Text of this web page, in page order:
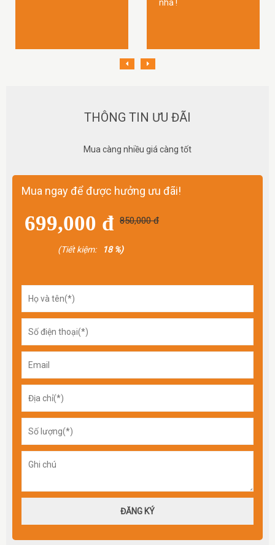
nha !
THÔNG TIN ƯU ĐÃI
Mua càng nhiều giá càng tốt
Mua ngay để được hưởng ưu đãi!
699,000 đ 850,000 đ
(Tiết kiệm: 18 %)